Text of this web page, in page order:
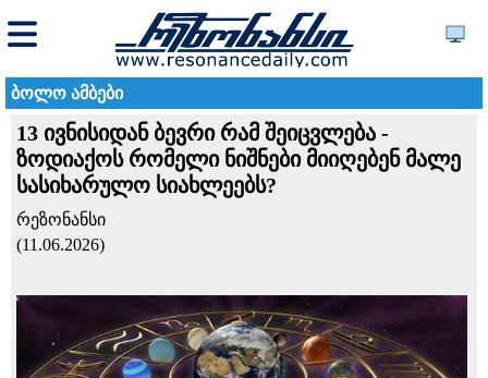
ბოლო ამბები
13 ივნისიდან ბევრი რამ შეიცვლება -
ზოდიაქოს რომელი ნიშნები მიიღებენ მალე
სასიხარულო სიახლეებს?
რეზონანსი
(11.06.2026)